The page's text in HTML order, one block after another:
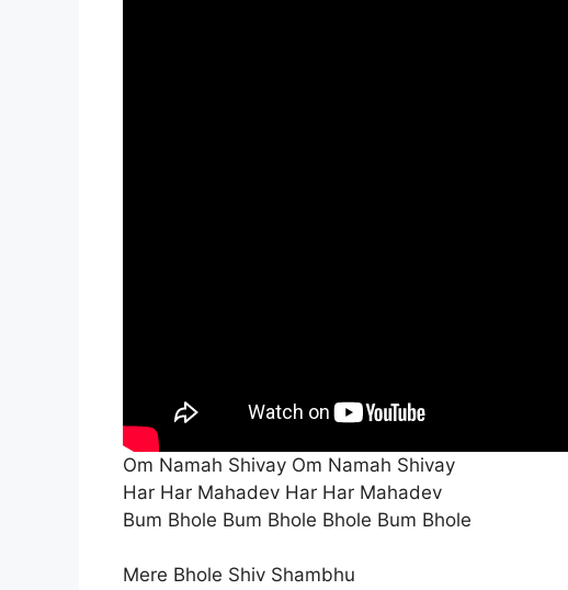
Om Namah Shivay Om Namah Shivay
Har Har Mahadev Har Har Mahadev
Bum Bhole Bum Bhole Bhole Bum Bhole
Mere Bhole Shiv Shambhu